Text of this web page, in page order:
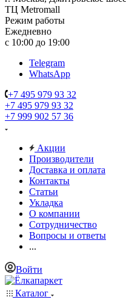
ТЦ Metromall
Режим работы
Ежедневно
с 10:00 до 19:00
Telegram
WhatsApp
+7 495 979 93 32
+7 495 979 93 32
+7 999 902 57 36
Акции
Производители
Доставка и оплата
Контакты
Статьи
Укладка
О компании
Сотрудничество
Вопросы и ответы
...
Войти
Каталог